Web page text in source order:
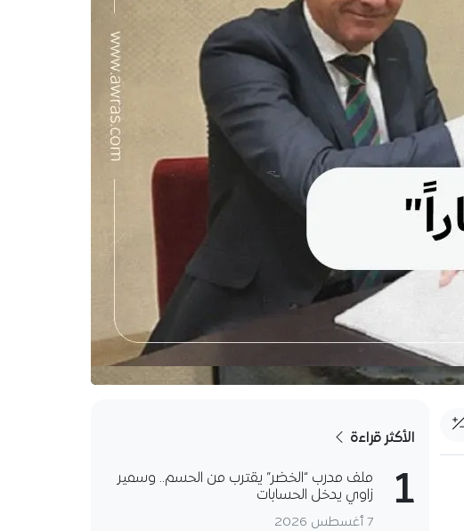
الأكثر قراءة
1
ملف مدرب “الخضر” يقترب من الحسم.. وسمير
زاوي يدخل الحسابات
7 أغسطس 2026